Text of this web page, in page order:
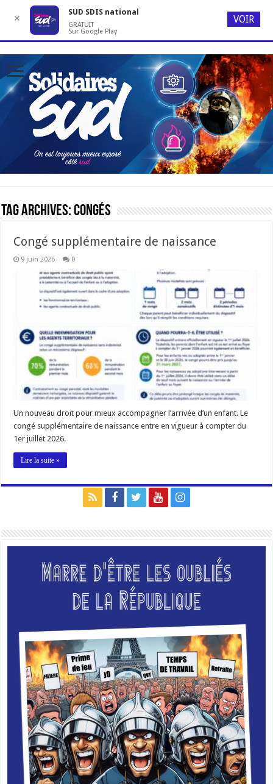
Tag Archives:congés
Congé supplémentaire de naissance
9 juin 2026 0
Un nouveau droit pour mieux accompagner l’arrivée d’un enfant. Le
congé supplémentaire de naissance entre en vigueur à compter du
1er juillet 2026.
Lire la suite »
✕
SUD SDIS national
GRATUIT
Sur Google Play
VOIR